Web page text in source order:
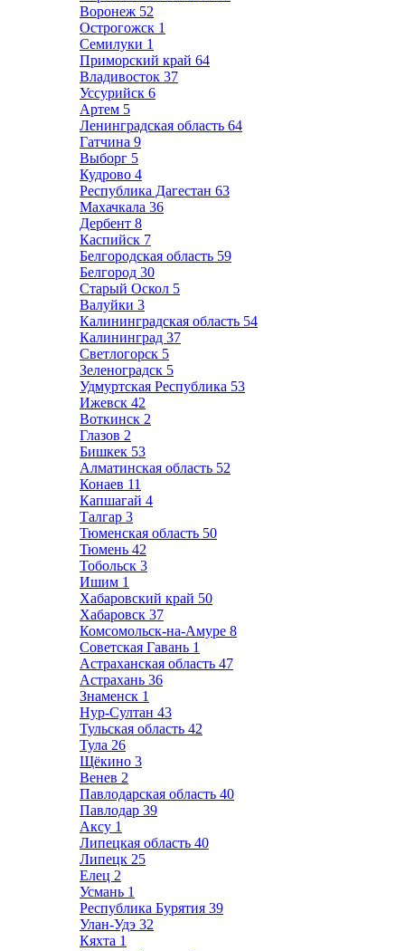
Воронеж 52
Острогожск 1
Семилуки 1
Приморский край 64
Владивосток 37
Уссурийск 6
Артем 5
Ленинградская область 64
Гатчина 9
Выборг 5
Кудрово 4
Республика Дагестан 63
Махачкала 36
Дербент 8
Каспийск 7
Белгородская область 59
Белгород 30
Старый Оскол 5
Валуйки 3
Калининградская область 54
Калининград 37
Светлогорск 5
Зеленоградск 5
Удмуртская Республика 53
Ижевск 42
Воткинск 2
Глазов 2
Бишкек 53
Алматинская область 52
Конаев 11
Капшагай 4
Талгар 3
Тюменская область 50
Тюмень 42
Тобольск 3
Ишим 1
Хабаровский край 50
Хабаровск 37
Комсомольск-на-Амуре 8
Советская Гавань 1
Астраханская область 47
Астрахань 36
Знаменск 1
Нур-Султан 43
Тульская область 42
Тула 26
Щёкино 3
Венев 2
Павлодарская область 40
Павлодар 39
Аксу 1
Липецкая область 40
Липецк 25
Елец 2
Усмань 1
Республика Бурятия 39
Улан-Удэ 32
Кяхта 1